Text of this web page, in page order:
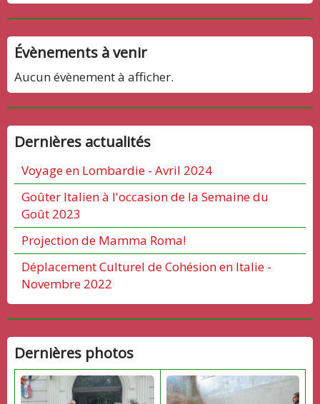
Évènements à venir
Aucun évènement à afficher.
Dernières actualités
Voyage en Lombardie - Avril 2024
Goûter Italien à l'occasion de la Semaine du
Goût 2023
Projection de Mamma Roma!
Déplacement Culturel de Cohésion en Italie -
Novembre 2022
Dernières photos